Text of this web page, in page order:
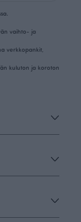
vaihto- ja
verkkopankit,
kuluton ja koroton